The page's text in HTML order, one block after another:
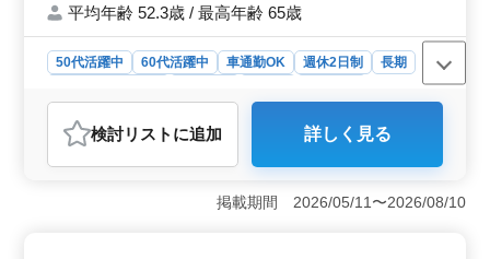
を理由に落選はございません。 ・社会保険
完備 ・即日勤務可能
平均年齢 52.3歳 / 最高年齢 65歳
50代活躍中 60代活躍中 車通勤OK 週休2日制
長期
おすすめポイント
＜中高年採用・経験者歓迎＞ 50代以上、60代も積極的
に採用中です。経験豊富なナースを求めています。年齢
を理由にした不採用は一切ありません。安定の社会保険
検討リスト に追加 詳しく見る
掲載期間 2026/05/11〜2026/08/10